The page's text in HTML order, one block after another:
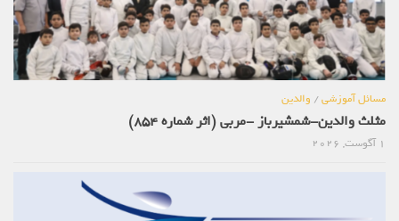
مسائل آموزشی/والدین
مثلث والدین-شمشیرباز -مربی (اثر شماره 854)